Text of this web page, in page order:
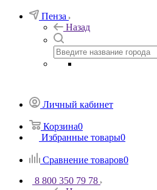
Пенза
Назад
Личный кабинет
Корзина0
Избранные товары0
Сравнение товаров0
8 800 350 79 78